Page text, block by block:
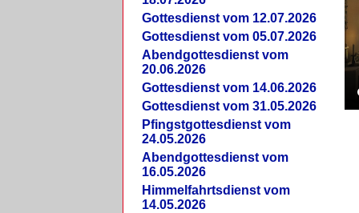
Gottesdienst vom 12.07.2026
Gottesdienst vom 05.07.2026
Abendgottesdienst vom
20.06.2026
Gottesdienst vom 14.06.2026
Gottesdienst vom 31.05.2026
Pfingstgottesdienst vom
24.05.2026
Abendgottesdienst vom
16.05.2026
Himmelfahrtsdienst vom
14.05.2026